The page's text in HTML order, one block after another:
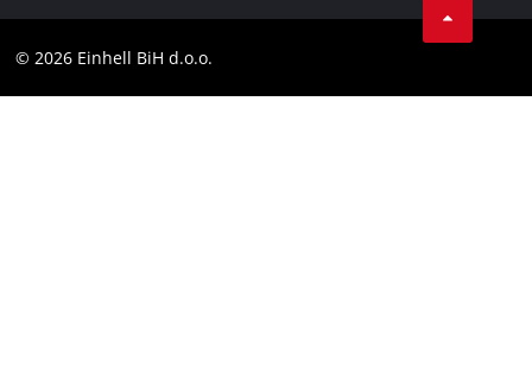
Compliance
YouТube
© 2026 Einhell BiH d.o.o.